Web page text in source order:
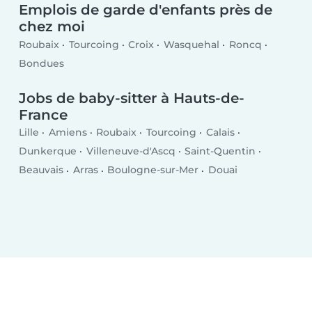
Emplois de garde d'enfants près de
chez moi
Roubaix Tourcoing Croix Wasquehal
Roncq
Bondues
Jobs de baby-sitter à Hauts-de-
France
Lille Amiens Roubaix Tourcoing
Calais
Dunkerque
Villeneuve-d'Ascq
Saint-Quentin
Beauvais
Arras Boulogne-sur-Mer Douai